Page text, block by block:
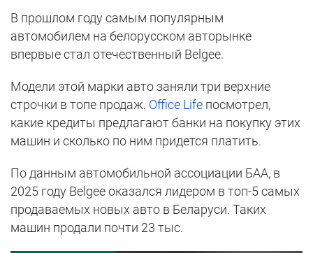
В прошлом году самым популярным
автомобилем на белорусском авторынке
впервые стал отечественный Belgee.
Модели этой марки авто заняли три верхние
строчки в топе продаж. Office Life посмотрел,
какие кредиты предлагают банки на покупку этих
машин и сколько по ним придется платить.
По данным автомобильной ассоциации БАА, в
2025 году Belgee оказался лидером в топ-5 самых
продаваемых новых авто в Беларуси. Таких
машин продали почти 23 тыс.